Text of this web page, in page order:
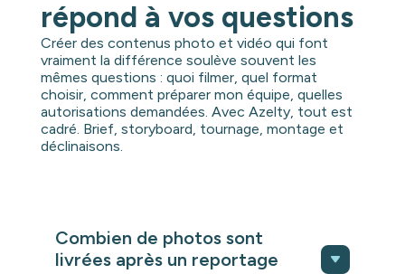
répond à vos questions
Créer des contenus photo et vidéo qui font
vraiment la différence soulève souvent les
mêmes questions : quoi filmer, quel format
choisir, comment préparer mon équipe, quelles
autorisations demandées. Avec Azelty, tout est
cadré. Brief, storyboard, tournage, montage et
déclinaisons.
Combien de photos sont
livrées après un reportage